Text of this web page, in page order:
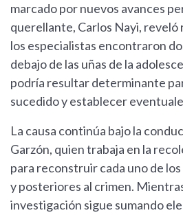
marcado por nuevos avances
querellante, Carlos Nayi,
los especialistas encontraron
debajo de las uñas de la
podría resultar determinante
sucedido y establecer
La causa continúa bajo la
Garzón, quien trabaja en la
para reconstruir cada uno de
y posteriores al crimen.
investigación sigue sumando